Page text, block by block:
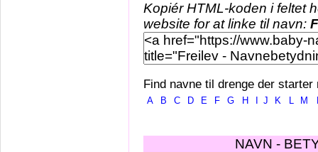
Kopiér HTML-koden i feltet
website for at linke til navn:
Find navne til drenge der starter
A B C D E F G H J K L M
NAVN -